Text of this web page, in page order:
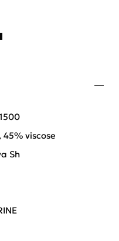
viscose
Sh